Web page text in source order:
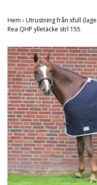
Hem › Utrustning från xfull
Rea QHP ylletäcke strl 155